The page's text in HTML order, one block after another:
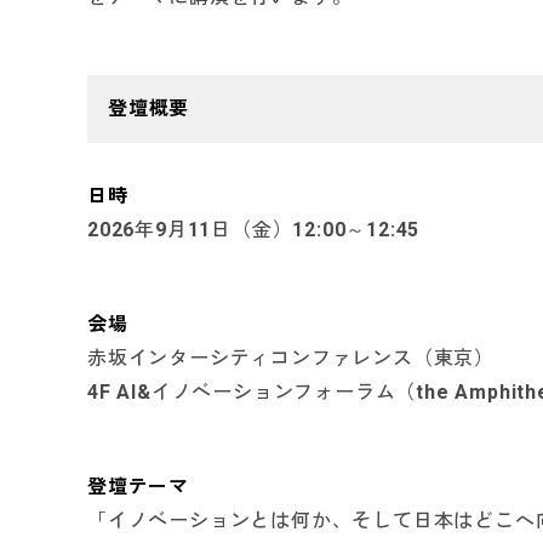
登壇概要
日時
2026年9月11日（金）12:00～12:45
会場
赤坂インターシティコンファレンス（東京）
4F AI&イノベーションフォーラム（the
登壇テーマ
「イノベーションとは何か、そして日本はどこへ